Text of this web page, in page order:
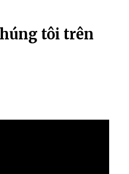
tôi trên